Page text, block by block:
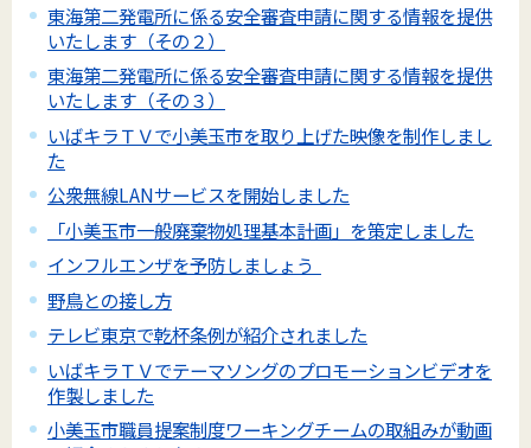
東海第二発電所に係る安全審査申請に関する情報を提供
いたします（その２）
東海第二発電所に係る安全審査申請に関する情報を提供
いたします（その３）
いばキラＴＶで小美玉市を取り上げた映像を制作しまし
た
公衆無線LANサービスを開始しました
「小美玉市一般廃棄物処理基本計画」を策定しました
インフルエンザを予防しましょう
野鳥との接し方
テレビ東京で乾杯条例が紹介されました
いばキラＴＶでテーマソングのプロモーションビデオを
作製しました
小美玉市職員提案制度ワーキングチームの取組みが動画